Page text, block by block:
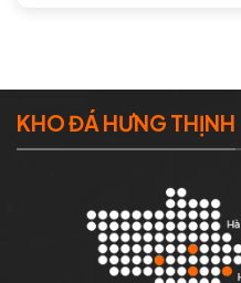
KHO ĐÁ HƯNG THỊNH